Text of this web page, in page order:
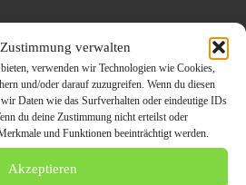
verwalten
verwenden wir Technologien wie Cookies,
und/oder darauf zuzugreifen. Wenn du diesen
Daten wie das Surfverhalten oder eindeutige IDs
du deine Zustimmung nicht erteilst oder
und Funktionen beeinträchtigt werden.
Akzeptieren
in anderen
noch genutzt werden, können
einen hohen Nutzen
Offenbacheröffnet neue